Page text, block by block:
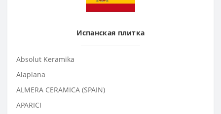
Испанская плитка
Absolut Keramika
Alaplana
ALMERA CERAMICA (SPAIN)
APARICI